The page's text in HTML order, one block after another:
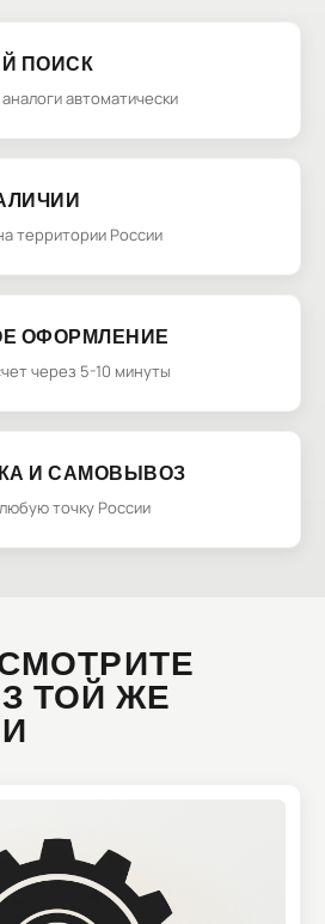
ПОИСК
автоматически
территории России
ОФОРМЛЕНИЕ
через 5-10 минуты
И САМОВЫВОЗ
точку России
ТОЙ ЖЕ